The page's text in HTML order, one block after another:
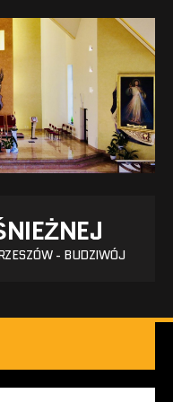
- BUDZIWÓJ